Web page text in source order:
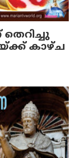
കാഴ്ച